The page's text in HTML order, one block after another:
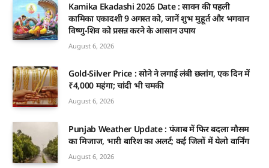
Kamika Ekadashi 2026 Date : सावन की पहली
कामिका एकादशी 9 अगस्त को, जानें शुभ मुहूर्त और भगवान
विष्णु-शिव को प्रसन्न करने के आसान उपाय
August 6, 2026
Gold-Silver Price : सोने ने लगाई लंबी छलांग, एक दिन में
₹4,000 महंगा; चांदी भी चमकी
August 6, 2026
Punjab Weather Update : पंजाब में फिर बदला मौसम
का मिजाज, भारी बारिश का अलर्ट; कई जिलों में येलो वार्निंग
August 6, 2026